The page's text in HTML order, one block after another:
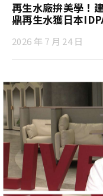
再生水廠拚美學！
鼎再生水獲日本
2026 年 7 月 24 日